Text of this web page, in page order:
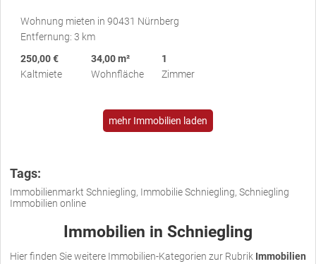
Wohnung mieten in 90431 Nürnberg
Entfernung: 3 km
250,00 €
Kaltmiete
34,00 m²
Wohnfläche
1
Zimmer
mehr Immobilien laden
Tags:
Immobilienmarkt Schniegling, Immobilie Schniegling, Schniegling
Immobilien online
Immobilien in Schniegling
Hier finden Sie weitere Immobilien-Kategorien zur Rubrik Immobilien